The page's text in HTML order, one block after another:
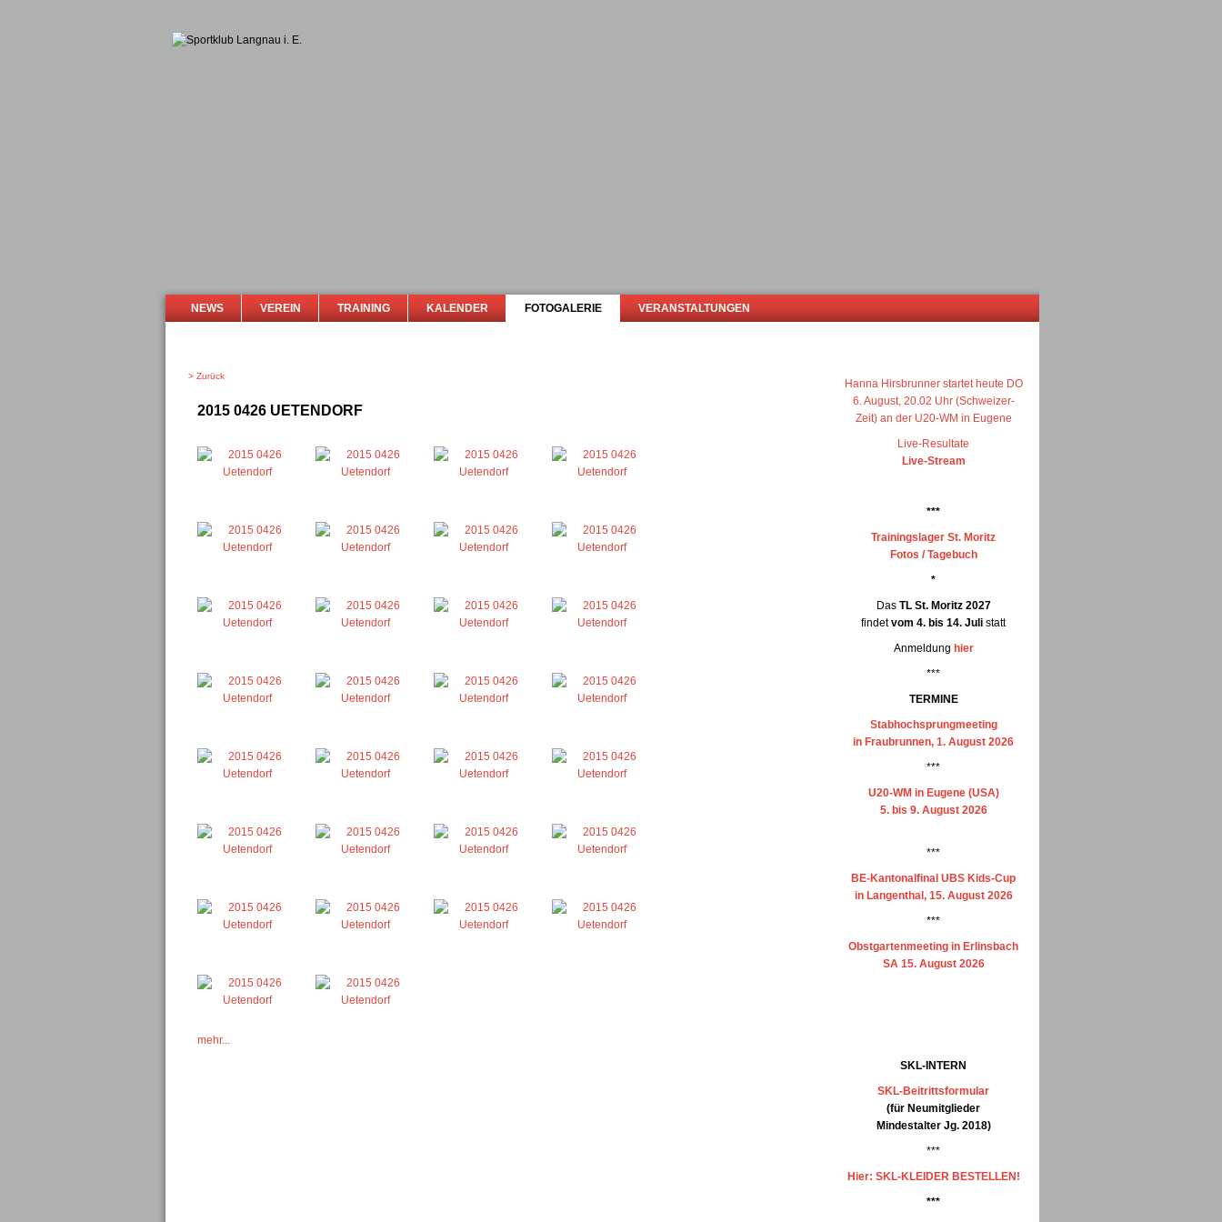
NEWS VEREIN TRAINING KALENDER FOTOGALERIE VERANSTALTUNGEN
> Zurück
2015 0426 UETENDORF
mehr...
Hanna Hirsbrunner startet heute DO
6. August, 20.02 Uhr (Schweizer-
Zeit) an der U20-WM in Eugene
Live-Resultate
Live-Stream
***
Trainingslager St. Moritz
Fotos / Tagebuch
*
Das TL St. Moritz 2027
findetvom 4. bis 14. Juli statt
Anmeldung hier
***
TERMINE
Stabhochsprungmeeting
in Fraubrunnen, 1. August 2026
***
U20-WM in Eugene (USA)
5. bis 9. August 2026
***
BE-Kantonalfinal UBS Kids-Cup
in Langenthal, 15. August 2026
***
Obstgartenmeeting in Erlinsbach
SA 15. August 2026
SKL-INTERN
SKL-Beitrittsformular
(für Neumitglieder
Mindestalter Jg. 2018)
***
Hier: SKL-KLEIDER BESTELLEN!
***